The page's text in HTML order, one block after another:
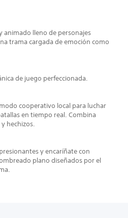
animado lleno de personajes
trama cargada de emoción como
de juego perfeccionada.
cooperativo local para luchar
en tiempo real. Combina
hechizos.
y encaríñate con
plano diseñados por el